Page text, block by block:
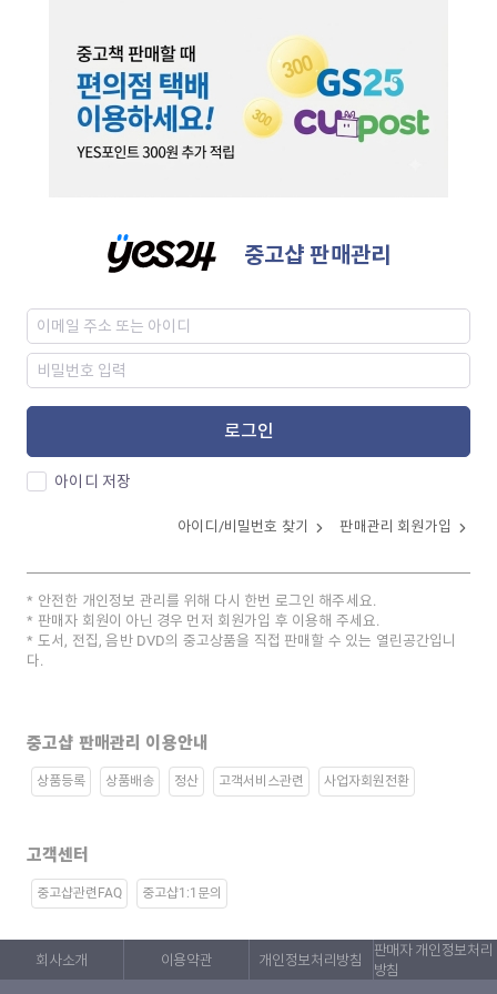
중고샵 판매관리
로그인
아이디 저장
아이디/비밀번호 찾기 판매관리 회원가입
안전한 개인정보 관리를 위해 다시 한번 로그인 해주세요.
판매자 회원이 아닌 경우 먼저 회원가입 후 이용해 주세요.
도서, 전집, 음반 DVD의 중고상품을 직접 판매할 수 있는 열린공간입니
다.
중고샵 판매관리 이용안내
상품등록 상품배송 정산 고객서비스관련 사업자회원전환
고객센터
중고샵관련FAQ 중고샵1:1문의
회사소개 이용약관 개인정보처리방침
판매자 개인정보처리
방침